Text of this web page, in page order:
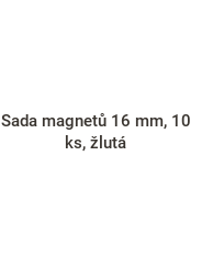
Sada magnetů 16 mm, 10
ks, žlutá